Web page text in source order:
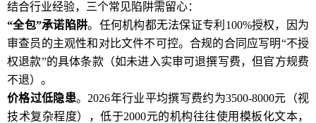
结合行业经验，三个常见陷阱需留心：
“全包”承诺陷阱。任何机构都无法保证专利100%授权，因为
审查员的主观性和对比文件不可控。合规的合同应写明“不授
权退款”的具体条款（如未进入实审可退撰写费，但官方规费
不退）。
价格过低隐患。2026年行业平均撰写费约为3500-8000元（视
技术复杂程度），低于2000元的机构往往使用模板化文本，